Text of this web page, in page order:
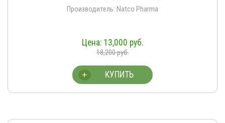
Производитель: Natco Pharma
13,000 руб.
18,200руб.
КУПИТЬ
+